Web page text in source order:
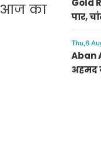
आज का
Gold
पार,
Thu,6
Aban
अहमद